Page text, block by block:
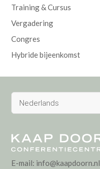
Training & Cursus
Vergadering
Congres
Hybride bijeenkomst
Nederlands
E-mail: info@kaapdoorn.nl